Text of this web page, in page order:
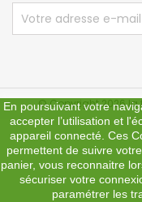
En poursuivant votre
accepter l’utilisation et
appareil connecté. Ces
permettent de suivre
panier, vous reconnaitre
sécuriser votre
paramétrer les
© Copyright 2026 la